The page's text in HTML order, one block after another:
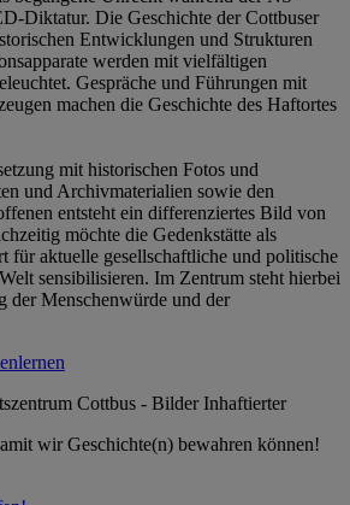
Diktatur. Die Geschichte der Cottbuser
Entwicklungen und Strukturen
werden mit vielfältigen
Gespräche und Führungen mit
machen die Geschichte des Haftortes
mit historischen Fotos und
und Archivmaterialien sowie den
entsteht ein differenziertes Bild von
möchte die Gedenkstätte als
für aktuelle gesellschaftliche und politische
sensibilisieren. Im Zentrum steht hierbei
der Menschenwürde und der
wir Geschichte(n) bewahren können!